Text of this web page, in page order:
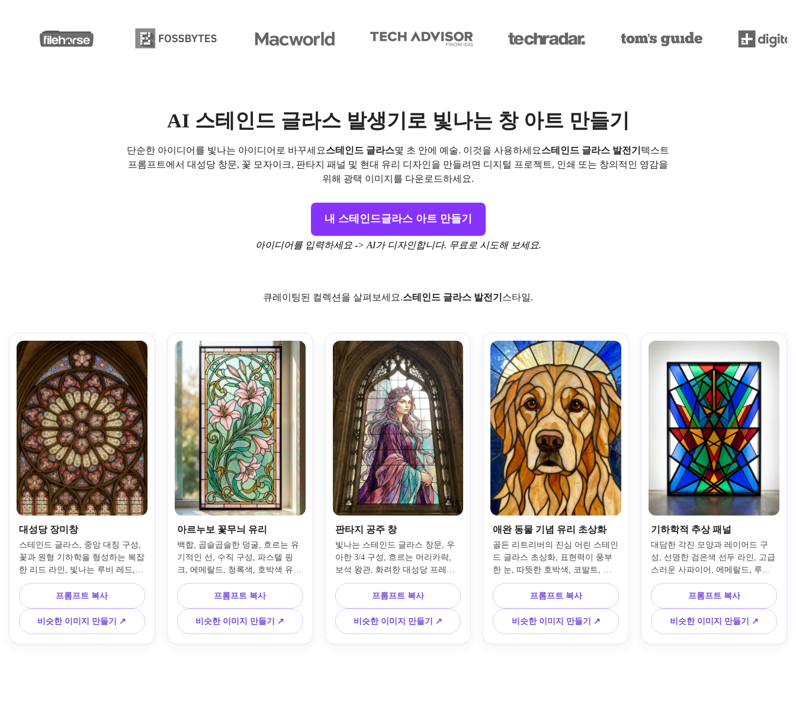
AI 스테인드 글라스 발생기로 빛나는 창 아트 만들기
단순한 아이디어를 빛나는 아이디어로 바꾸세요스테인드 글라스몇 초 안에 예술. 이것을 사용하세요스테인드 글라스 발전기 텍스트
프롬프트에서 대성당 창문, 꽃 모자이크, 판타지 패널 및 현대 유리 디자인을 만들려면 디지털 프로젝트, 인쇄 또는 창의적인 영감을
위해 광택 이미지를 다운로드하세요.
내 스테인드글라스 아트 만들기
아이디어를 입력하세요 -> AI가 디자인합니다. 무료로 시도해 보세요.
큐레이팅된 컬렉션을 살펴보세요.스테인드 글라스 발전기 스타일.
대성당 장미창
스테인드 글라스, 중앙 대칭 구성,
꽃과 원형 기하학을 형성하는 복잡
한 리드 라인, 빛나는 루비 레드,
사파이어 블루, 앤틱 골드 유리, 뒤
에서 햇빛이 비추는 화려한 돌 트
레이서리 프레임, 경건한 분위기,
선명한 디테일, 빛나는 반투명 질
감, 고해상도 신성한 건축 미학으
로 만든 웅장한 대성당 장미 창을
프롬프트 복사
비슷한 이미지 만들기 ↗
아르누보 꽃무늬 유리
백합, 곱슬곱슬한 덩굴, 흐르는 유
기적인 선, 수직 구성, 파스텔 핑
크, 에메랄드, 청록색, 호박색 유리
조각, 섬세한 검은색 납 윤곽선, 비
치는 부드러운 아침 빛, 우아한 장
식용 균형, 수제 질감, 세련된 장식
분위기, 풍부하고 세부적인 반투명
꽃 디자인이 특징인 우아한 아르누
보 스테인드 글라스 패널을 생성하
프롬프트 복사
비슷한 이미지 만들기 ↗
판타지 공주 창
빛나는 스테인드 글라스 창문, 우
아한 3/4 구성, 흐르는 머리카락,
보석 왕관, 화려한 대성당 프레임,
풍부한 자수정, 장미, 청록색 유리,
극적인 백라이트, 우아한 리드워
크, 마법 같은 분위기, 광택이 나는
얼굴 디테일, 빛나는 보석 톤의 투
명도, 시네마틱 판타지 스타일링,
프리미엄 장식 아트워크로 판타지
프롬프트 복사
비슷한 이미지 만들기 ↗
애완 동물 기념 유리 초상화
골든 리트리버의 진심 어린 스테인
드 글라스 초상화, 표현력이 풍부
한 눈, 따뜻한 호박색, 코발트, 크
림 유리 톤, 피사체 뒤의 후광 같은
햇빛, 신중하게 세분화된 모자이크
조각, 깔끔한 리드 라인, 감정적이
면서도 우아한 분위기, 수제 메모
리얼 스타일, 빛나는 질감, 높은 선
명도와 깊이가 있는 중앙 클로즈업
프롬프트 복사
비슷한 이미지 만들기 ↗
기하학적 추상 패널
대담한 각진 모양과 레이어드 구
성, 선명한 검은색 선두 라인, 고급
스러운 사파이어, 에메랄드, 루비,
앰버 유리, 밝은 백라이트, 미니멀
하면서도 고급스러운 장식 느낌,
선명한 대비, 광택이 나는 가장자
리, 깔끔한 대칭, 빛나는 반투명 표
면, 갤러리에 걸맞은 현대적인 스
테인드 글라스 미학을 갖춘 현대적
프롬프트 복사
비슷한 이미지 만들기 ↗